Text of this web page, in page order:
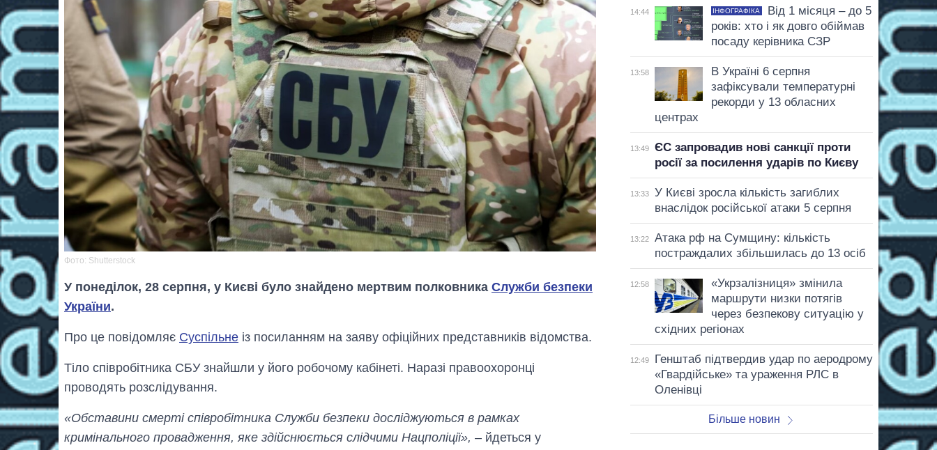
Фото: Shutterstock
У понеділок, 28 серпня, у Києві було знайдено мертвим полковника Служби безпеки
України.
Про це повідомляє Суспільне із посиланням на заяву офіційних представників відомства.
Тіло співробітника СБУ знайшли у його робочому кабінеті. Наразі правоохоронці
проводять розслідування.
«Обставини смерті співробітника Служби безпеки досліджуються в рамках
кримінального провадження, яке здійснюється слідчими Нацполіції», – йдеться у
14:44 ІНФОГРАФІКА
Від 1 місяця – до 5
років: хто і як довго обіймав
посаду керівника СЗР
13:58
В Україні 6 серпня
зафіксували температурні
рекорди у 13 обласних
центрах
13:49
ЄС запровадив нові санкції проти
росії за посилення ударів по Києву
13:33
У Києві зросла кількість загиблих
внаслідок російської атаки 5 серпня
13:22
Атака рф на Сумщину: кількість
постраждалих збільшилась до 13 осіб
12:58
«Укрзалізниця» змінила
маршрути низки потягів
через безпекову ситуацію у
східних регіонах
12:49
Генштаб підтвердив удар по аеродрому
«Гвардійське» та ураження РЛС в
Оленівці
Більше новин